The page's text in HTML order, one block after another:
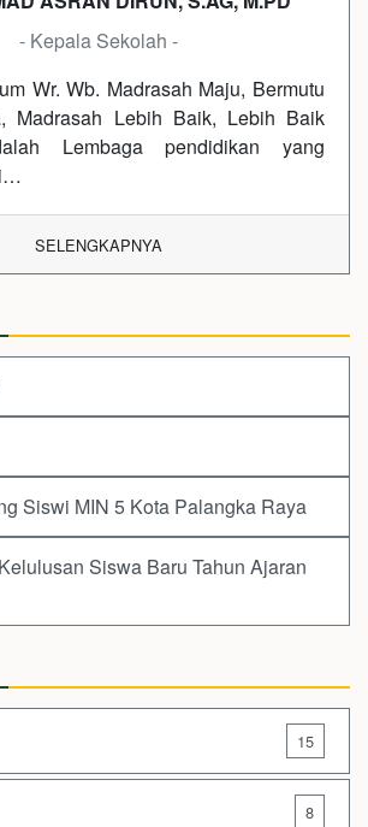
- Kepala Sekolah -
Wr. Wb. Madrasah Maju, Bermutu
Madrasah Lebih Baik, Lebih Baik
Lembaga pendidikan yang
SELENGKAPNYA
Siswi MIN 5 Kota Palangka Raya
Siswa Baru Tahun Ajaran
15
8